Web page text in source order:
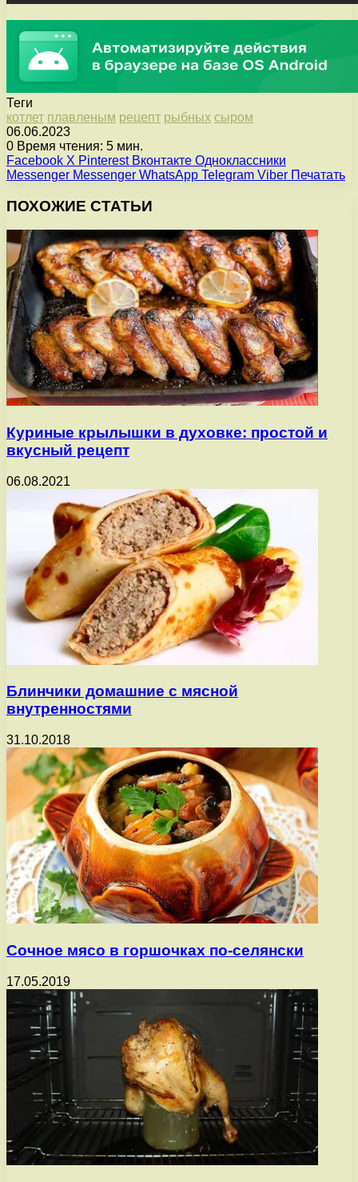
Теги
котлет плавленым рецепт рыбных сыром
06.06.2023
0 Время чтения: 5 мин.
Facebook X Pinterest Вконтакте Одноклассники
Messenger Messenger WhatsApp Telegram Viber Печатать
ПОХОЖИЕ СТАТЬИ
Куриные крылышки в духовке: простой и
вкусный рецепт
06.08.2021
Блинчики домашние с мясной
внутренностями
31.10.2018
Сочное мясо в горшочках по-селянски
17.05.2019